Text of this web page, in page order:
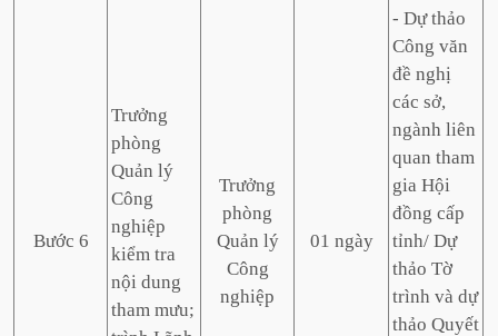
Bước 6
Trưởng
phòng
Quản lý
Công
nghiệp
kiểm tra
nội dung
tham mưu;
Trưởng
phòng
Quản lý
Công
nghiệp
01 ngày
- Dự thảo
Công văn
đề nghị
các sở,
ngành liên
quan tham
gia Hội
đồng cấp
tỉnh/ Dự
thảo Tờ
trình và dự
thảo Quyết